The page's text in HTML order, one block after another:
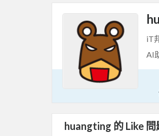
iT
AI
huangting 的 Like 問